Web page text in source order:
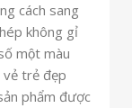
cách sang
không gỉ
một màu
vẻ trẻ đẹp
phẩm được